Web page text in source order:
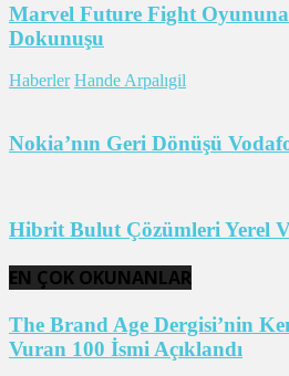
Marvel Future Fight
Dokunuşu
Haberler Hande Arpalıgil
Nokia’nın Geri Dönüşü
Hibrit Bulut Çözümleri Yerel
EN ÇOK OKUNANLAR
The Brand Age Dergisi’nin
Vuran 100 İsmi Açıklandı